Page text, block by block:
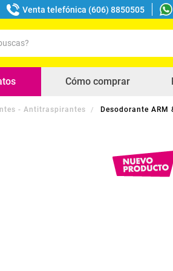
Venta telefónica (606) 8850505
Cómo comprar
- Antitraspirantes Desodorante ARM
buscados